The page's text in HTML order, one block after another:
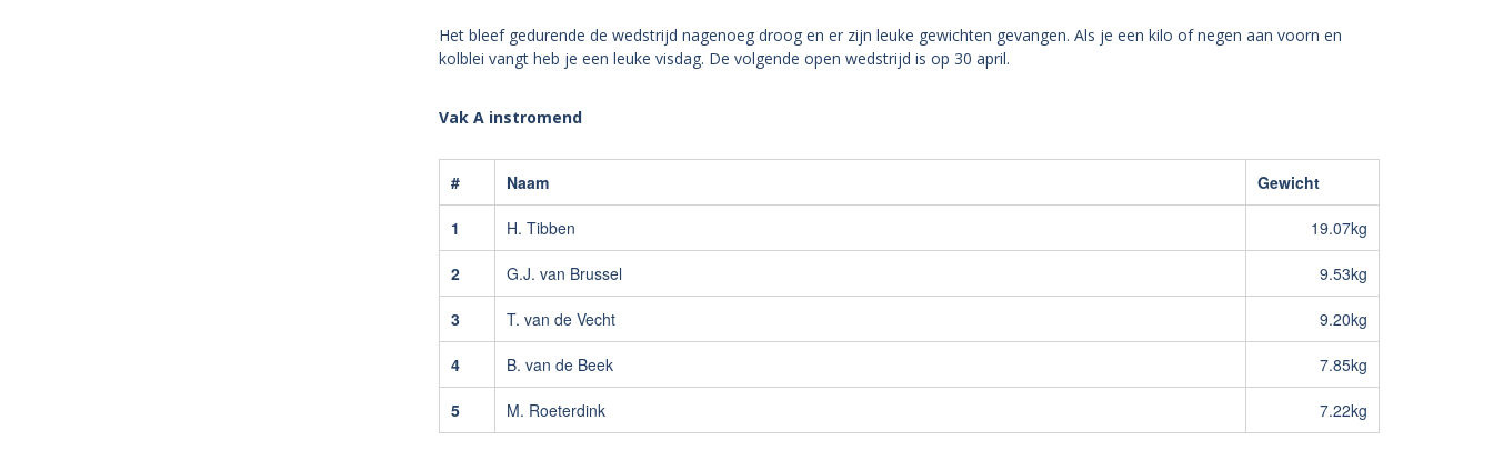
Het bleef gedurende de wedstrijd nagenoeg droog en er zijn leuke gewichten gevangen. Als je een kilo of negen aan voorn en
kolblei vangt heb je een leuke visdag. De volgende open wedstrijd is op 30 april.
Vak A instromend
# Naam Gewicht
1 H. Tibben 19.07kg
2 G.J. van Brussel 9.53kg
3 T. van de Vecht 9.20kg
4 B. van de Beek 7.85kg
5 M. Roeterdink 7.22kg